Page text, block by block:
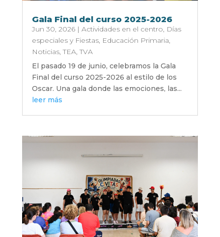
Gala Final del curso 2025-2026
Jun 30, 2026| Actividades en el centro, Días
especiales y Fiestas, Educación Primaria,
Noticias,TEA,TVA
El pasado 19 de junio, celebramos la Gala
Final del curso 2025-2026 al estilo de los
Oscar. Una gala donde las emociones, las...
leer más